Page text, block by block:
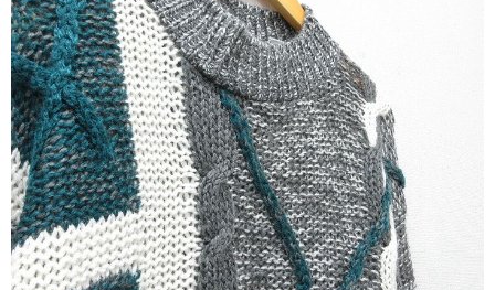
USA製
ボロ
すべてのマニアックを見る
Search by Period年代から探す
90年代 80年代 70年代